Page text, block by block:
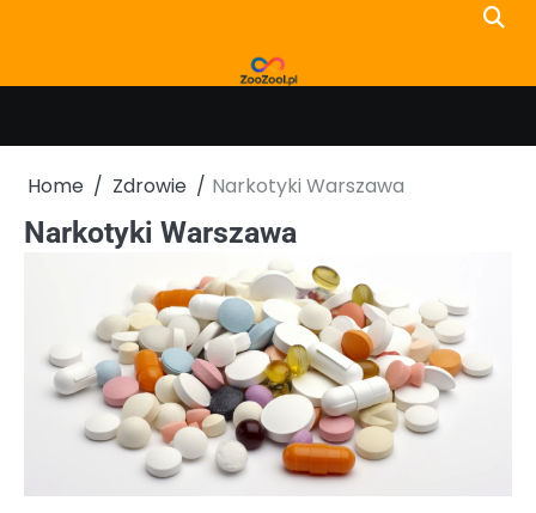
Home Zdrowie Narkotyki Warszawa
Narkotyki Warszawa